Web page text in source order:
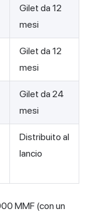
Gilet da 12
mesi
Gilet da 12
mesi
Gilet da 24
mesi
Distribuito al
lancio
MMF (con un